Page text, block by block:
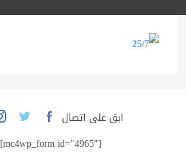
ابق على اتصال
[mc4wp_form id="4965"]